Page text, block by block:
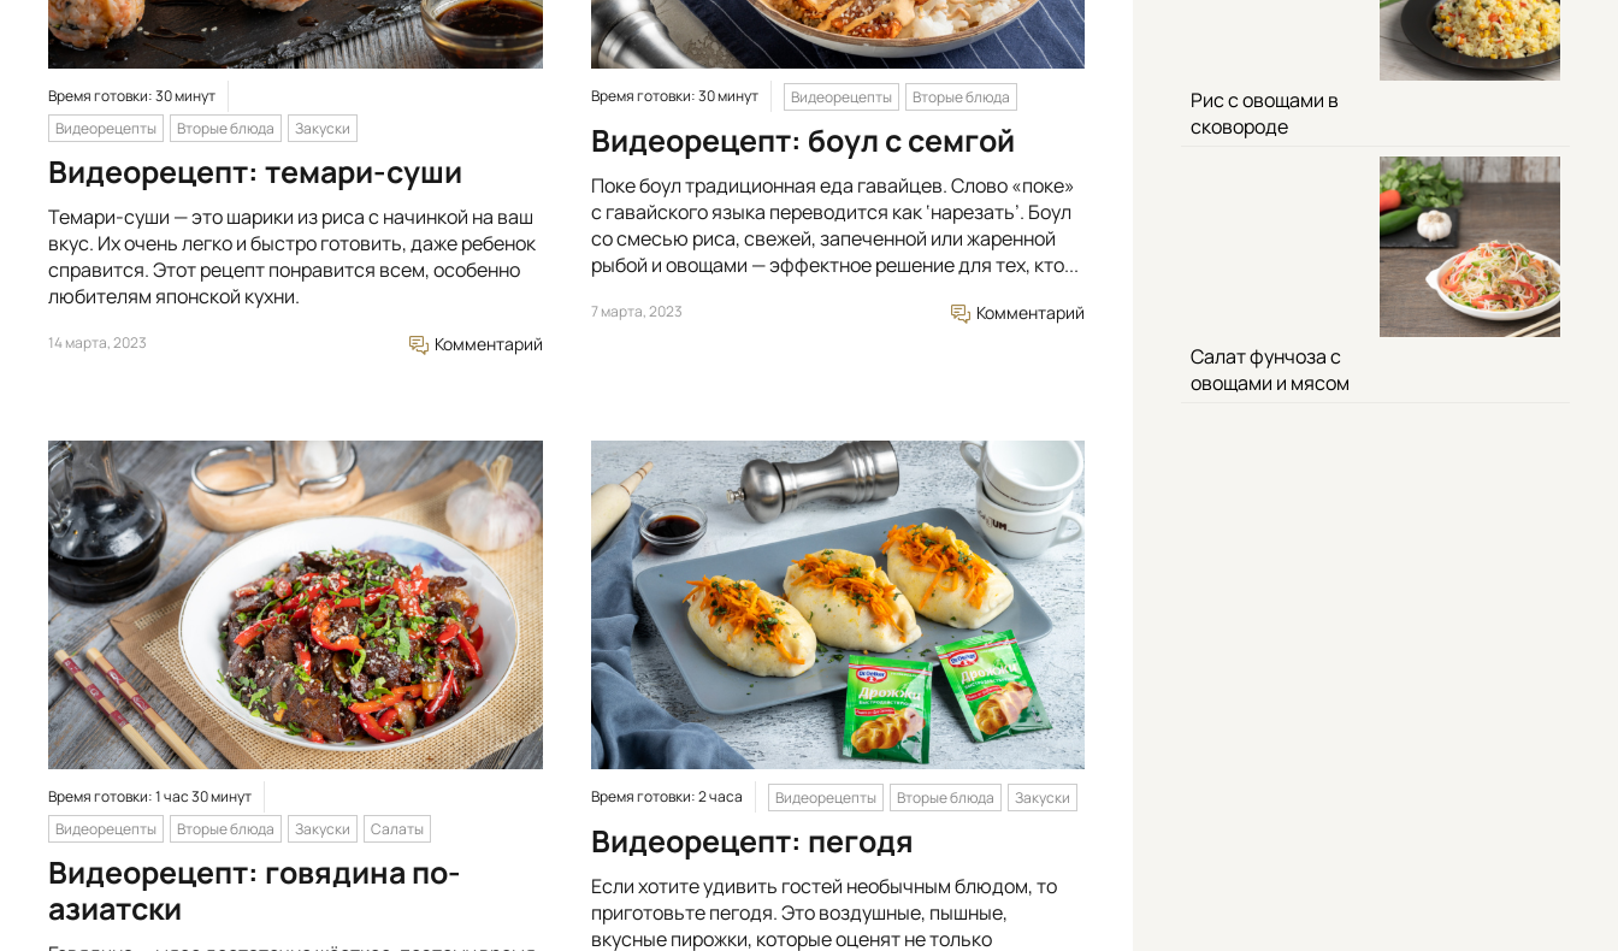
Время готовки: 30 минут
Видеорецепты
Вторые блюда Закуски
Видеорецепт: темари-суши
Темари-суши — это шарики из риса с начинкой на ваш
вкус. Их очень легко и быстро готовить, даже ребенок
справится. Этот рецепт понравится всем, особенно
любителям японской кухни.
14 марта, 2023 Комментарий
Время готовки: 30 минут Видеорецепты Вторые блюда
Видеорецепт: боул с семгой
Поке боул традиционная еда гавайцев. Слово «поке»
с гавайского языка переводится как ‘нарезать’. Боул
со смесью риса, свежей, запеченной или жаренной
рыбой и овощами — эффектное решение для тех, кто...
7 марта, 2023 Комментарий
Время готовки: 1 час 30 минут
Видеорецепты
Вторые блюда Закуски Салаты
Видеорецепт: говядина по-
азиатски
Время готовки: 2 часа Видеорецепты Вторые блюда Закуски
Видеорецепт: пегодя
Если хотите удивить гостей необычным блюдом, то
приготовьте пегодя. Это воздушные, пышные,
вкусные пирожки, которые оценят не только
Рис с овощами в
сковороде
Салат фунчоза с
овощами и мясом